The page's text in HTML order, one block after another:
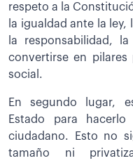
respeto a la
la igualdad ante la
la responsabilidad,
convertirse en pilares
social.
En segundo lugar,
Estado para
ciudadano. Esto no
tamaño ni